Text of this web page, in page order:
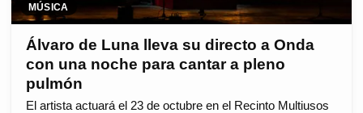
MÚSICA
Álvaro de Luna lleva su directo a Onda
con una noche para cantar a pleno
pulmón
El artista actuará el 23 de octubre en el Recinto Multiusos